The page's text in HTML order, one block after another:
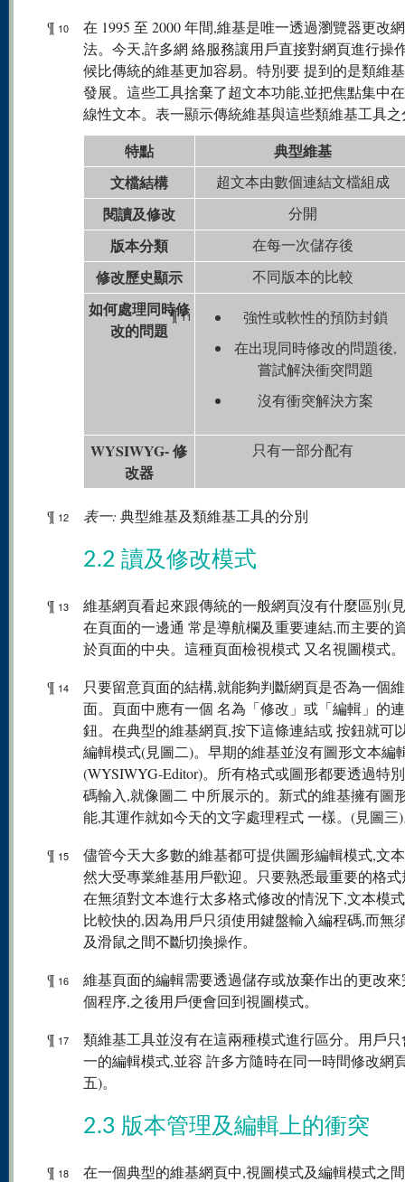
¶ 10
在 1995 至 2000 年間,維基是唯一透過瀏覽器更改
法。今天,許多網 絡服務讓用戶直接對網頁進行操
候比傳統的維基更加容易。特別要 提到的是類維
發展。這些工具捨棄了超文本功能,並把焦點集中
線性文本。表一顯示傳統維基與這些類維基工具之
特點
典型維基
文檔結構
超文本由數個連結文檔組成
閱讀及修改 分開
版本分類 在每一次儲存後
修改歷史顯示 不同版本的比較
如何處理同時修
改的問題
¶11
強性或軟性的預防封鎖
在出現同時修改的問題後,
嘗試解決衝突問題
沒有衝突解決方案
WYSIWYG- 修
改器
只有一部分配有
¶ 12 表一: 典型維基及類維基工具的分別
2.2 讀及修改模式
¶ 13
維基網頁看起來跟傳統的一般網頁沒有什麼區別(
在頁面的一邊通 常是導航欄及重要連結,而主要的
於頁面的中央。這種頁面檢視模式 又名視圖模式。
¶ 14
只要留意頁面的結構,就能夠判斷網頁是否為一個
面。頁面中應有一個 名為「修改」或「編輯」的
鈕。在典型的維基網頁,按下這條連結或 按鈕就可
編輯模式(見圖二)。早期的維基並沒有圖形文本編
(WYSIWYG-Editor)。所有格式或圖形都要透過特
碼輸入,就像圖二 中所展示的。新式的維基擁有圖
能,其運作就如今天的文字處理程式 一樣。(見圖三
¶ 15
儘管今天大多數的維基都可提供圖形編輯模式,文
然大受專業維基用戶歡迎。只要熟悉最重要的格式
在無須對文本進行太多格式修改的情況下,文本模
比較快的,因為用戶只須使用鍵盤輸入編程碼,而無
及滑鼠之間不斷切換操作。
¶ 16
維基頁面的編輯需要透過儲存或放棄作出的更改
個程序,之後用戶便會回到視圖模式。
¶ 17
類維基工具並沒有在這兩種模式進行區分。用戶
一的編輯模式,並容 許多方隨時在同一時間修改網
五)。
2.3 版本管理及編輯上的衝突
¶ 18 在一個典型的維基網頁中,視圖模式及編輯模式之